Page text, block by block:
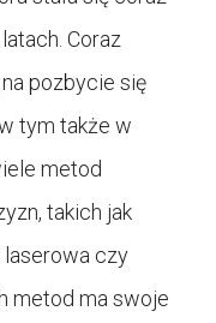
Coraz
pozbycie się
tym także w
metod
takich jak
laserowa czy
metod ma swoje